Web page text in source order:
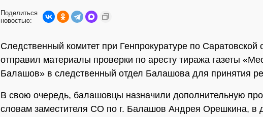
Поделиться
новостью:
Следственный комитет при Генпрокуратуре по Саратовской
отправил материалы проверки по аресту тиража газеты
Балашов» в следственный отдел Балашова для принятия
В свою очередь, балашовцы назначили дополнительную
словам заместителя СО по г. Балашов Андрея Орешкина, в